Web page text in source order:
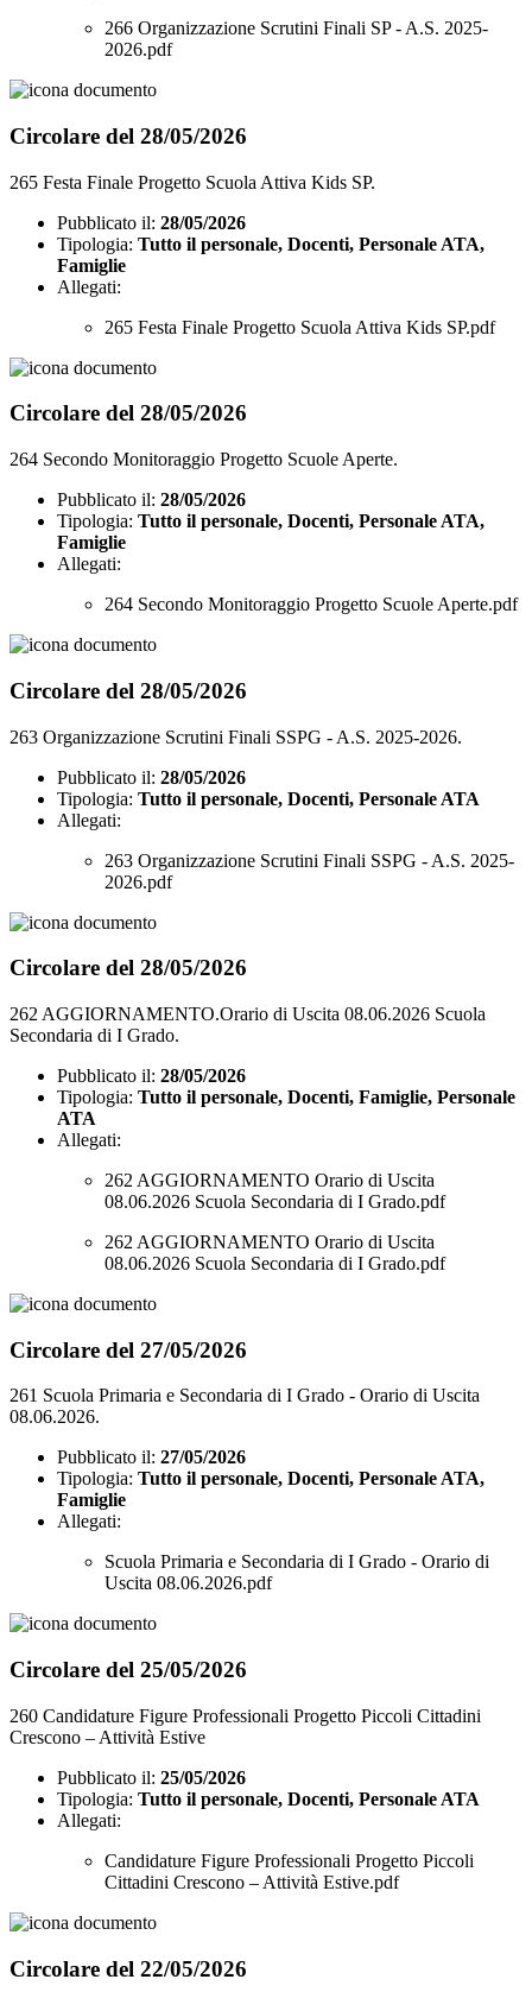
266 Organizzazione Scrutini Finali SP - A.S. 2025-
2026.pdf
Circolare del 28/05/2026
265 Festa Finale Progetto Scuola Attiva Kids SP.
Pubblicato il: 28/05/2026
Tipologia: Tutto il personale, Docenti, Personale ATA,
Famiglie
Allegati:
265 Festa Finale Progetto Scuola Attiva Kids SP.pdf
Circolare del 28/05/2026
264 Secondo Monitoraggio Progetto Scuole Aperte.
Pubblicato il: 28/05/2026
Tipologia: Tutto il personale, Docenti, Personale ATA,
Famiglie
Allegati:
264 Secondo Monitoraggio Progetto Scuole Aperte.pdf
Circolare del 28/05/2026
263 Organizzazione Scrutini Finali SSPG - A.S. 2025-2026.
Pubblicato il: 28/05/2026
Tipologia: Tutto il personale, Docenti, Personale ATA
Allegati:
263 Organizzazione Scrutini Finali SSPG - A.S. 2025-
2026.pdf
Circolare del 28/05/2026
262 AGGIORNAMENTO.Orario di Uscita 08.06.2026 Scuola
Secondaria di I Grado.
Pubblicato il: 28/05/2026
Tipologia: Tutto il personale, Docenti, Famiglie, Personale
ATA
Allegati:
262 AGGIORNAMENTO Orario di Uscita
08.06.2026 Scuola Secondaria di I Grado.pdf
262 AGGIORNAMENTO Orario di Uscita
08.06.2026 Scuola Secondaria di I Grado.pdf
Circolare del 27/05/2026
261 Scuola Primaria e Secondaria di I Grado - Orario di Uscita
08.06.2026.
Pubblicato il: 27/05/2026
Tipologia: Tutto il personale, Docenti, Personale ATA,
Famiglie
Allegati:
Scuola Primaria e Secondaria di I Grado - Orario di
Uscita 08.06.2026.pdf
Circolare del 25/05/2026
260 Candidature Figure Professionali Progetto Piccoli Cittadini
Crescono – Attività Estive
Pubblicato il: 25/05/2026
Tipologia: Tutto il personale, Docenti, Personale ATA
Allegati:
Candidature Figure Professionali Progetto Piccoli
Cittadini Crescono – Attività Estive.pdf
Circolare del 22/05/2026